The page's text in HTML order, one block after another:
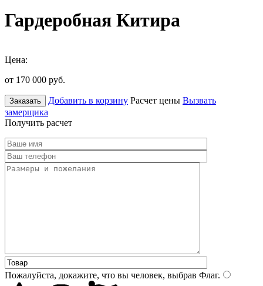
Гардеробная Китира
Цена:
от 170 000 руб.
Заказать Добавить в корзину Расчет цены Вызвать
замерщика
Получить расчет
Пожалуйста, докажите, что вы человек, выбрав Флаг.